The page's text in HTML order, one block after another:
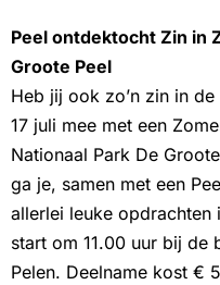
Peel ontdektocht Zin in
Groote Peel
Heb jij ook zo’n zin in
17 juli mee met een
Nationaal Park De
ga je, samen met een
allerlei leuke opdrachten
start om 11.00 uur bij de
Pelen. Deelname kost €